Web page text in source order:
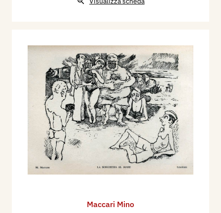
Maccari Mino